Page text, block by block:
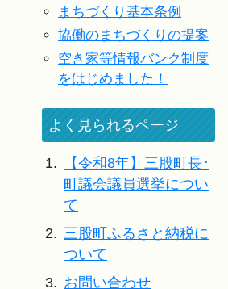
まちづくり基本条例
協働のまちづくりの提案
空き家等情報バンク制度
をはじめました！
よく見られるページ
1.
【令和8年】三股町長･
町議会議員選挙につい
て
2. 三股町ふるさと納税に
ついて
3. お問い合わせ